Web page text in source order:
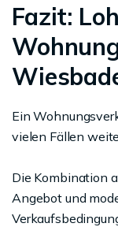
Fazit:
Ein
vielen Fällen
Die Kombination
Angebot und